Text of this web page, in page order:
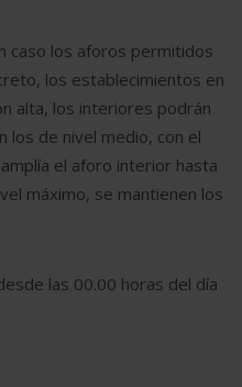
caso los aforos permitidos
los establecimientos en
alta, los interiores podrán
los de nivel medio, con el
el aforo interior hasta
máximo, se mantienen los
las 00.00 horas del día